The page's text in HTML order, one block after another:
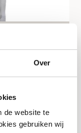
Over
de website te
gebruiken wij